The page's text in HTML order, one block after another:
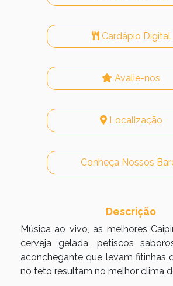
Cardápio Digital
Avalie-nos
Localização
Conheça Nossos
Descrição
Música ao vivo, as melhores
cerveja gelada, petiscos
aconchegante que levam fitinhas
no teto resultam no melhor clima